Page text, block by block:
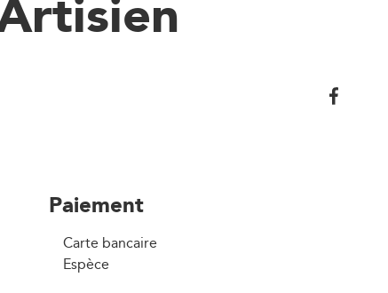
Paiement
Carte bancaire
Espèce